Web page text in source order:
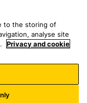
n
u
to the storing of
analyse site
Privacy and cookie